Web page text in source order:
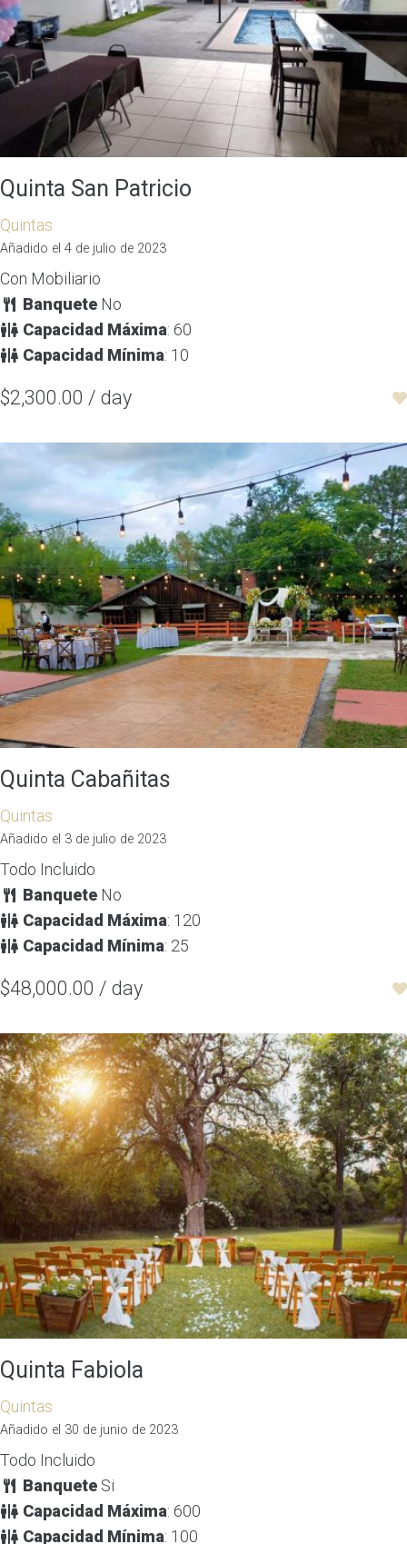
Quinta San Patricio
Quintas
Añadido el 4 de julio de 2023
Con Mobiliario
BanqueteNo
Capacidad Máxima: 60
Capacidad Mínima: 10
$2,300.00 / day
Quinta Cabañitas
Quintas
Añadido el 3 de julio de 2023
Todo Incluido
BanqueteNo
Capacidad Máxima: 120
Capacidad Mínima: 25
$48,000.00 / day
Quinta Fabiola
Quintas
Añadido el 30 de junio de 2023
Todo Incluido
BanqueteSi
Capacidad Máxima: 600
Capacidad Mínima: 100